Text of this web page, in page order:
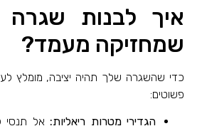
איך לבנות שגרה
שמחזיקה מעמד?
כדי שהשגרה שלך תהיה יציבה, מומלץ
פשוטים:
הגדירי מטרות ריאליות: אל תנסי